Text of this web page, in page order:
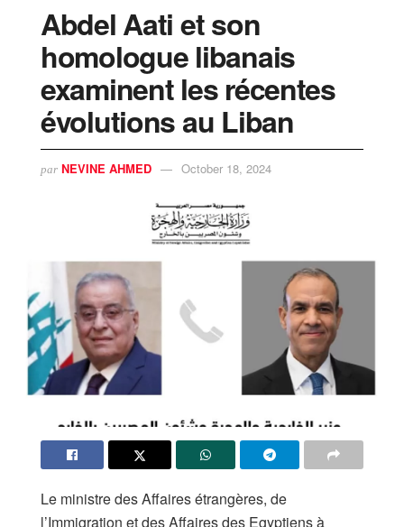
Abdel Aati et son
homologue libanais
examinent les récentes
évolutions au Liban
par NEVINE AHMED October 18, 2024
Le ministre des Affaires étrangères, de
l’Immigration et des Affaires des Egyptiens à